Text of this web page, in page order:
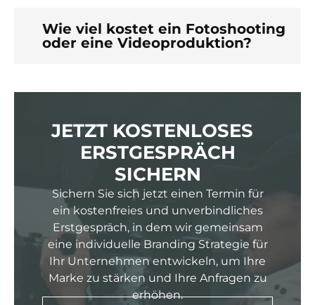
Wie viel kostet ein Fotoshooting
oder eine Videoproduktion?
JETZT KOSTENLOSES
ERSTGESPRÄCH
SICHERN
Sichern Sie sich jetzt einen Termin für
ein kostenfreies und unverbindliches
Erstgespräch, in dem wir gemeinsam
eine individuelle Branding Strategie für
Ihr Unternehmen entwickeln, um Ihre
Marke zu stärken und Ihre Anfragen zu
erhöhen.